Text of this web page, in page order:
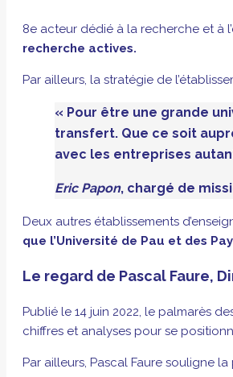
8e acteur dédié à la recherche et à
recherche actives.
Par ailleurs, la stratégie de
« Pour être une grande
transfert. Que ce soit
avec les entreprises
Eric Papon, chargé de
Deux autres établissements
que l’Université de Pau et des
Le regard de Pascal Faure,
Publié le 14 juin 2022, le palmarès
chiffres et analyses pour se
Par ailleurs, Pascal Faure souligne